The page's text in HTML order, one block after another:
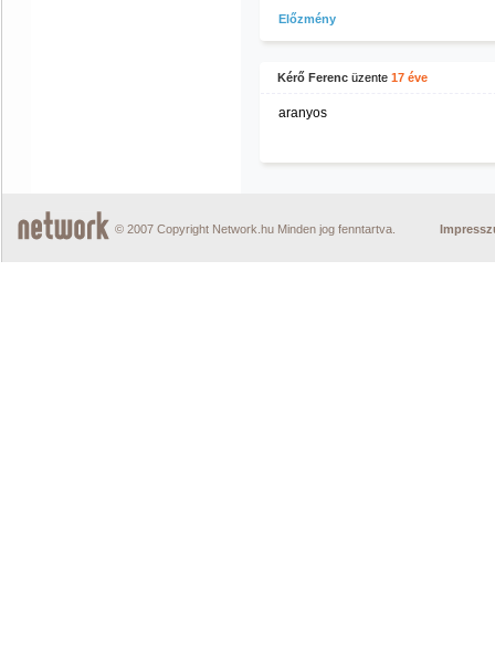
Előzmény
Kérő Ferenc üzente 17 éve
aranyos
© 2007 Copyright Network.hu Minden jog fenntartva.